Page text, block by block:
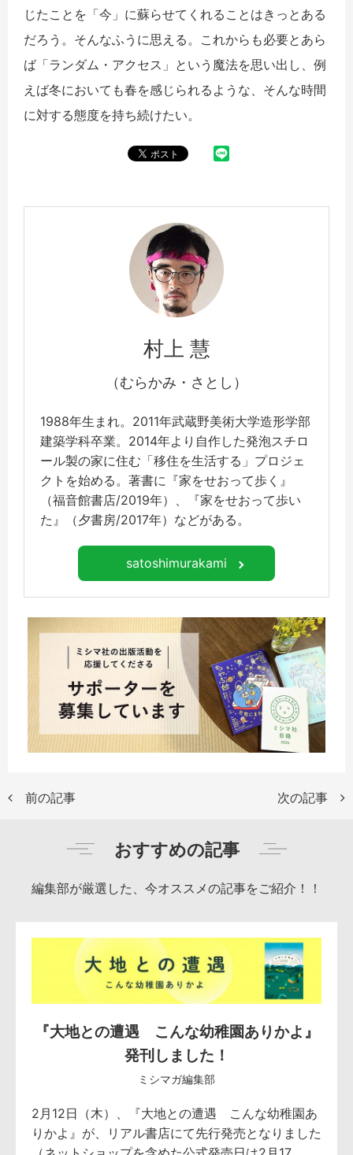
じたことを「今」に蘇らせてくれることはきっとある
だろう。そんなふうに思える。これからも必要とあら
ば「ランダム・アクセス」という魔法を思い出し、例
えば冬においても春を感じられるような、そんな時間
に対する態度を持ち続けたい。
村上 慧
（むらかみ・さとし）
1988年生まれ。2011年武蔵野美術大学造形学部
建築学科卒業。2014年より自作した発泡スチロ
ール製の家に住む「移住を生活する」プロジェ
クトを始める。著書に『家をせおって歩く』
（福音館書店/2019年）、『家をせおって歩い
た』（夕書房/2017年）などがある。
satoshimurakami
前の記事 次の記事
おすすめの記事
編集部が厳選した、今オススメの記事をご紹介！！
『大地との遭遇 こんな幼稚園ありかよ』
発刊しました！
ミシマガ編集部
2月12日（木）、『大地との遭遇 こんな幼稚園あ
りかよ』が、リアル書店にて先行発売となりました